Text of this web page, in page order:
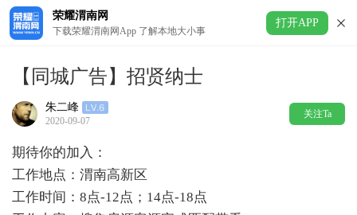
荣耀渭南网
下载荣耀渭南网App 了解本地大小事
打开APP
【同城广告】招贤纳士
朱二峰
2020-09-07
关注Ta
期待你的加入：
工作地点：渭南高新区
工作时间：8点-12点；14点-18点